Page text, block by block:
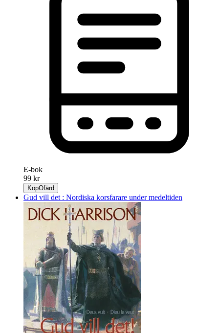
E-bok
99 kr
KöpOfärd
Gud vill det : Nordiska korsfarare under medeltiden